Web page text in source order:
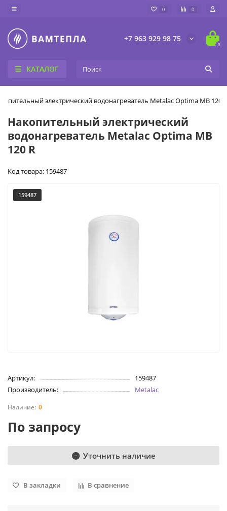
0 0
+7 963 929 98 75
0
КАТАЛОГ
электрический водонагреватель Metalac Optima MB 120 R
Накопительный электрический
водонагреватель Metalac Optima MB
120 R
Код товара: 159487
159487
Артикул:
159487
Производитель:
Metalac
0
По запросу
Уточнить наличие
В закладки В сравнение